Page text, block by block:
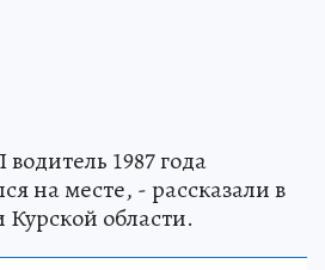
1987 года
на месте, - рассказали в
области.